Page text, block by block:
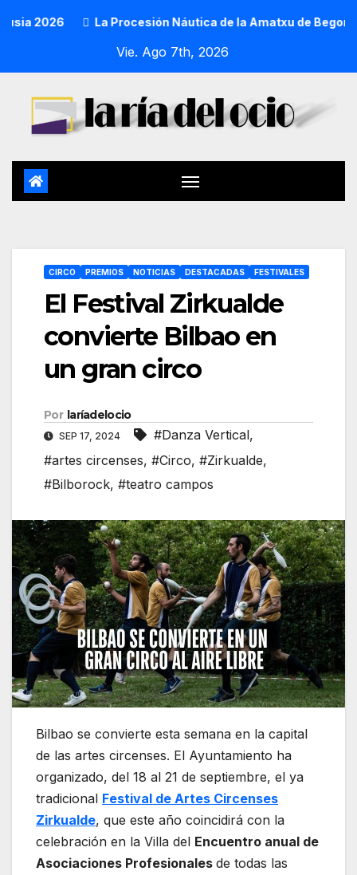
La Procesión Náutica de la Amatxu de Begoña
Vie. Ago 7th, 2026
CIRCO PREMIOS NOTICIAS DESTACADAS FESTIVALES
El Festival Zirkualde
convierte Bilbao en
un gran circo
Por laríadelocio
SEP 17, 2024 #Danza Vertical,
#artes circenses, #Circo, #Zirkualde,
#Bilborock, #teatro campos
Bilbao se convierte esta semana en la capital
de las artes circenses. El Ayuntamiento ha
organizado, del 18 al 21 de septiembre, el ya
tradicional Festival de Artes Circenses
Zirkualde, que este año coincidirá con la
celebración en la Villa del Encuentro anual de
Asociaciones Profesionales de todas las